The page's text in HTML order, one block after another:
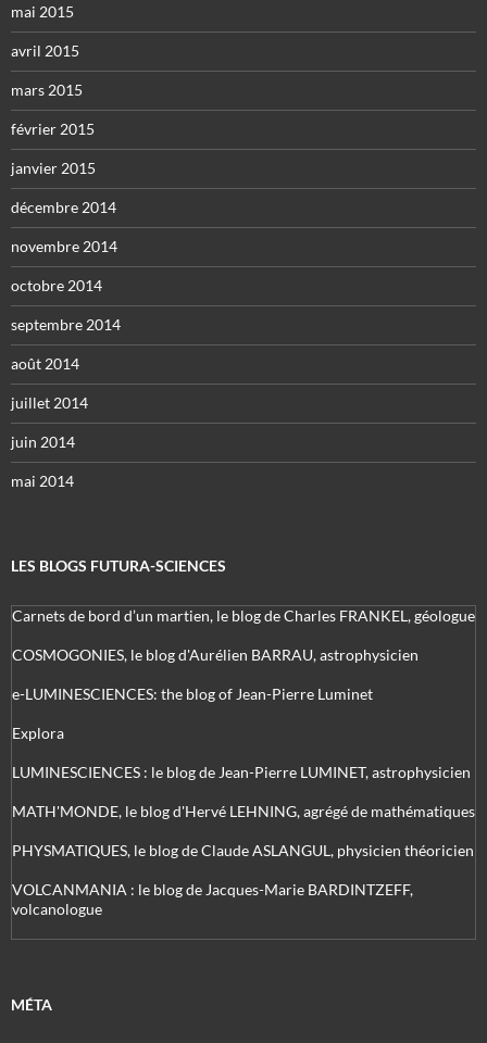
mai 2015
avril 2015
mars 2015
février 2015
janvier 2015
décembre 2014
novembre 2014
octobre 2014
septembre 2014
août 2014
juillet 2014
juin 2014
mai 2014
LES BLOGS FUTURA-SCIENCES
Carnets de bord d’un martien, le blog de Charles FRANKEL, géologue
COSMOGONIES, le blog d'Aurélien BARRAU, astrophysicien
e-LUMINESCIENCES: the blog of Jean-Pierre Luminet
Explora
LUMINESCIENCES : le blog de Jean-Pierre LUMINET, astrophysicien
MATH'MONDE, le blog d'Hervé LEHNING, agrégé de mathématiques
PHYSMATIQUES, le blog de Claude ASLANGUL, physicien théoricien
VOLCANMANIA : le blog de Jacques-Marie BARDINTZEFF,
volcanologue
MÉTA